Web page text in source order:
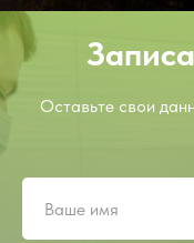
Оставьте свои